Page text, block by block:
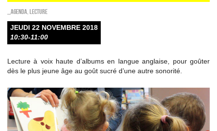
_Agenda Lecture
JEUDI 22 NOVEMBRE 2018
10:30-11:00
Lecture à voix haute d’albums en langue anglaise, pour goûter
dès le plus jeune âge au goût sucré d’une autre sonorité.